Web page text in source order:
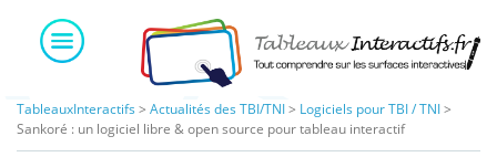
content
TableauxInteractifs > Actualités des TBI/TNI> Logiciels pour TBI / TNI>
Sankoré : un logiciel libre & open source pour tableau interactif